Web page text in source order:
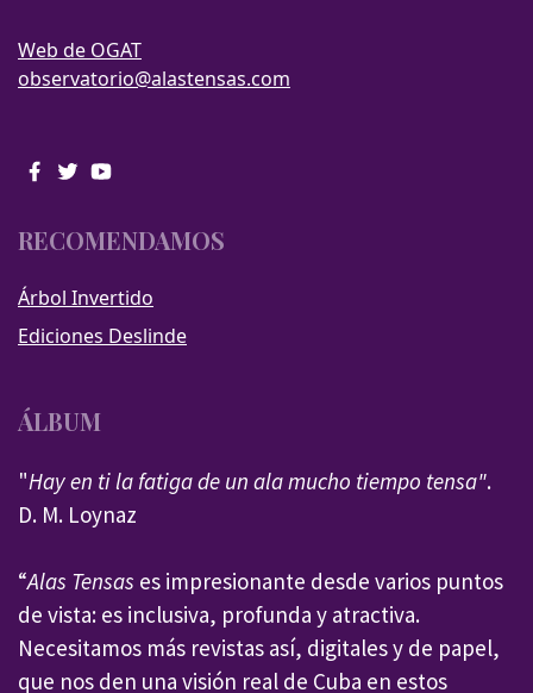
Web de OGAT
observatorio@alastensas.com
RECOMENDAMOS
Árbol Invertido
Ediciones Deslinde
ÁLBUM
"Hay en ti la fatiga de un ala mucho tiempo tensa".
D. M. Loynaz
“Alas Tensas es impresionante desde varios puntos
de vista: es inclusiva, profunda y atractiva.
Necesitamos más revistas así, digitales y de papel,
que nos den una visión real de Cuba en estos